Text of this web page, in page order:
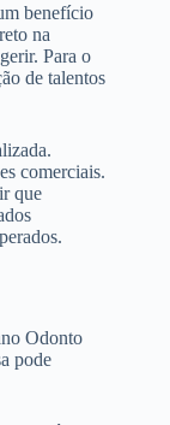
benefício
na
Para o
de talentos
comerciais.
que
Odonto
pode